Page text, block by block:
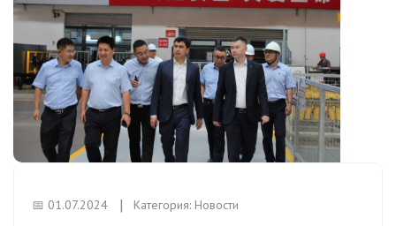
📅 01.07.2024 Категория: Новости